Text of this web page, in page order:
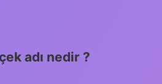
adı nedir ?